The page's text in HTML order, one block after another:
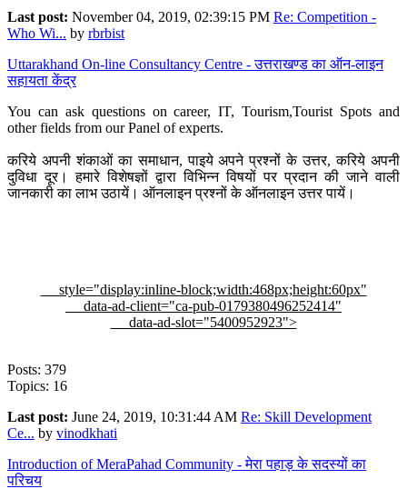
Last post: November 04, 2019, 02:39:15 PM Re: Competition -
Who Wi... by rbrbist
Uttarakhand On-line Consultancy Centre - उत्तराखण्ड का ऑन-लाइन
सहायता केंद्र
You can ask questions on career, IT, Tourism,Tourist Spots and
other fields from our Panel of experts.
करिये अपनी शंकाओं का समाधान, पाइये अपने प्रश्नों के उत्तर, करिये अपनी
दुविधा दूर। हमारे विशेषज्ञों द्वारा विभिन्न विषयों पर प्रदान की जाने वाली
जानकारी का लाभ उठायें। ऑनलाइन प्रश्नों के ऑनलाइन उत्तर पायें।
style="display:inline-block;width:468px;height:60px"
data-ad-client="ca-pub-0179380496252414"
data-ad-slot="5400952923">
Posts: 379
Topics: 16
Last post: June 24, 2019, 10:31:44 AM Re: Skill Development
Ce... by vinodkhati
Introduction of MeraPahad Community - मेरा पहाड़ के सदस्यों का
परिचय